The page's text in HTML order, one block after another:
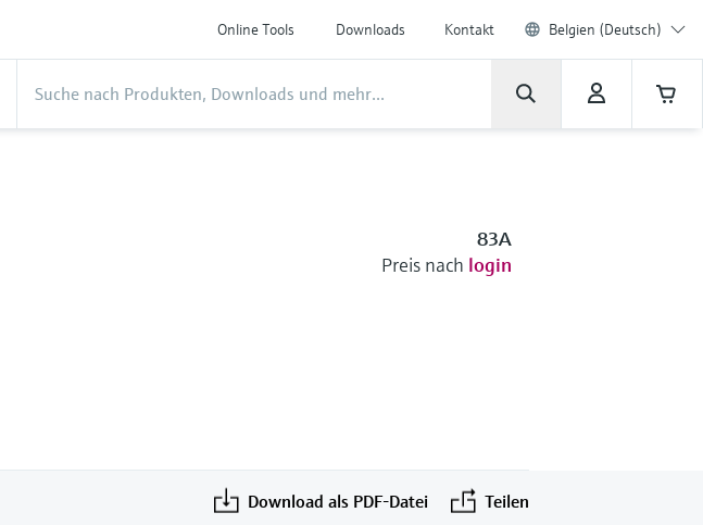
Online Tools Downloads Kontakt Belgien (Deutsch)
83A
Preis nach login
Download als PDF-Datei Teilen